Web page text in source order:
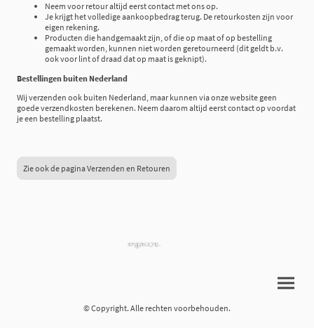
Neem voor retour altijd eerst contact met ons op.
Je krijgt het volledige aankoopbedrag terug. De retourkosten zijn voor
eigen rekening.
Producten die handgemaakt zijn, of die op maat of op bestelling
gemaakt worden, kunnen niet worden geretourneerd (dit geldt b.v.
ook voor lint of draad dat op maat is geknipt).
Bestellingen buiten Nederland
Wij verzenden ook buiten Nederland, maar kunnen via onze website geen
goede verzendkosten berekenen. Neem daarom altijd eerst contact op voordat
je een bestelling plaatst.
Zie ook de pagina Verzenden en Retouren
© Copyright. Alle rechten voorbehouden.